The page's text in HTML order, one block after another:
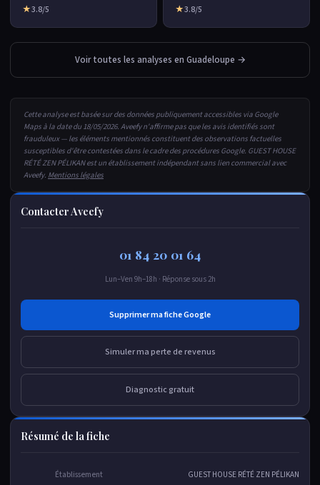
★3.8/5 ★3.8/5
Voir toutes les analyses en Guadeloupe →
Cette analyse est basée sur des données publiquement accessibles via Google
Maps à la date du 18/05/2026. Aveefy n'affirme pas que les avis identifiés sont
frauduleux — les éléments mentionnés constituent des observations factuelles
susceptibles d'être contestées dans le cadre des procédures Google. GUEST HOUSE
RÉTÉ ZEN PÉLIKAN est un établissement indépendant sans lien commercial avec
Aveefy. Mentions légales
Contacter Aveefy
01 84 20 01 64
Lun–Ven 9h–18h · Réponse sous 2h
Supprimer ma fiche Google
Simuler ma perte de revenus
Diagnostic gratuit
Résumé de la fiche
Établissement GUEST HOUSE RÉTÉ ZEN PÉLIKAN